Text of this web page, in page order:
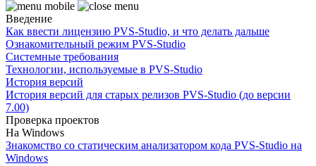
Введение
Как ввести лицензию PVS-Studio, и что делать дальше
Ознакомительный режим PVS-Studio
Системные требования
Технологии, используемые в PVS-Studio
История версий
История версий для старых релизов PVS-Studio (до версии
7.00)
Проверка проектов
На Windows
Знакомство со статическим анализатором кода PVS-Studio на
Windows